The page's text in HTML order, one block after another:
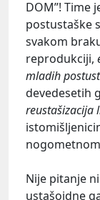
DOM”! Time
postustaške
svakom
reprodukciji,
mladih
devedesetih
reustašizacija
Nije pitanje
ustašoidne